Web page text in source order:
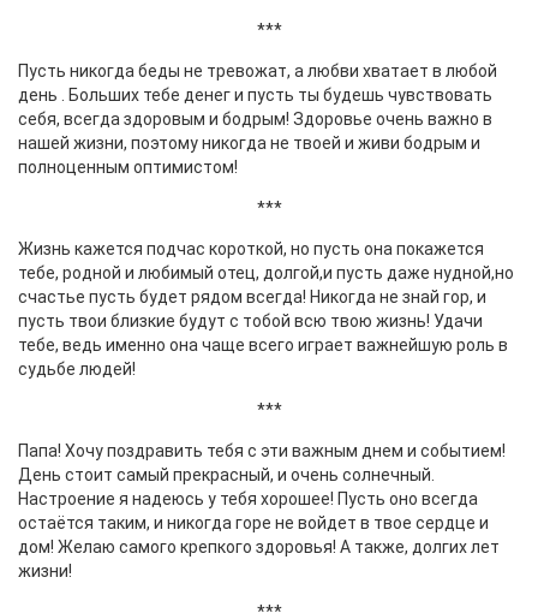
***
Пусть никогда беды не тревожат, а любви хватает в любой
день . Больших тебе денег и пусть ты будешь чувствовать
себя, всегда здоровым и бодрым! Здоровье очень важно в
нашей жизни, поэтому никогда не твоей и живи бодрым и
полноценным оптимистом!
***
Жизнь кажется подчас короткой, но пусть она покажется
тебе, родной и любимый отец, долгой,и пусть даже нудной,но
счастье пусть будет рядом всегда! Никогда не знай гор, и
пусть твои близкие будут с тобой всю твою жизнь! Удачи
тебе, ведь именно она чаще всего играет важнейшую роль в
судьбе людей!
***
Папа! Хочу поздравить тебя с эти важным днем и событием!
День стоит самый прекрасный, и очень солнечный.
Настроение я надеюсь у тебя хорошее! Пусть оно всегда
остаётся таким, и никогда горе не войдет в твое сердце и
дом! Желаю самого крепкого здоровья! А также, долгих лет
жизни!